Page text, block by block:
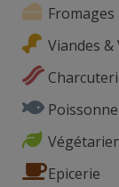
Fromages
Viandes &
Epicerie